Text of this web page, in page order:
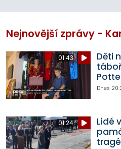
Nejnovější zprávy -
01:43
Děti
Dnes
01:24
Lidé